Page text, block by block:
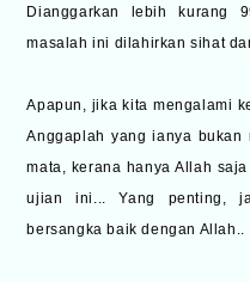
Dianggarkan lebih kurang
masalah ini dilahirkan sihat
Apapun, jika kita mengalami
Anggaplah yang ianya bukan
mata, kerana hanya Allah
ujian ini... Yang penting,
bersangka baik dengan Allah..